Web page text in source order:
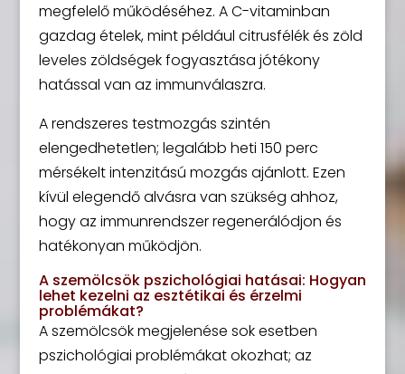
megfelelő működéséhez. A C-vitaminban
gazdag ételek, mint például citrusfélék és zöld
leveles zöldségek fogyasztása jótékony
hatással van az immunválaszra.
A rendszeres testmozgás szintén
elengedhetetlen; legalább heti 150 perc
mérsékelt intenzitású mozgás ajánlott. Ezen
kívül elegendő alvásra van szükség ahhoz,
hogy az immunrendszer regenerálódjon és
hatékonyan működjön.
A szemölcsök pszichológiai hatásai: Hogyan
lehet kezelni az esztétikai és érzelmi
problémákat?
A szemölcsök megjelenése sok esetben
pszichológiai problémákat okozhat; az